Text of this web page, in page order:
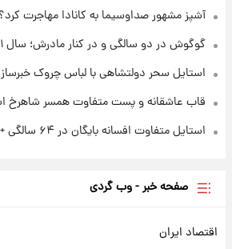
صداوسیما به کانادا مهاجرت کرد؟/ ویدئو
دو سالگی و در کنار مادرش؛ سال ۱۳۳۱
سحر دولتشاهی با لباس چروک خبرساز شد + عکس
و پست متفاوت همسر شاهرخ استخری!
افسانه بایگان در ۶۴ سالگی + عکس
خبر - وب گردی